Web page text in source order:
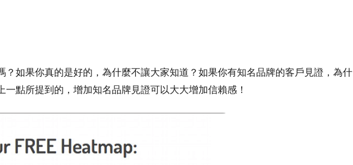
？如果你真的是好的，為什麼不讓大家知道？如果你有知名品牌的客戶見證，為什
一點所提到的，增加知名品牌見證可以大大增加信賴感！